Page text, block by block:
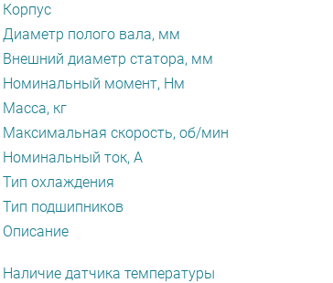
Корпус
Диаметр полого вала, мм
Внешний диаметр статора, мм
Номинальный момент, Нм
Масса, кг
Максимальная скорость, об/мин
Номинальный ток, А
Тип охлаждения
Тип подшипников
Описание
Наличие датчика температуры